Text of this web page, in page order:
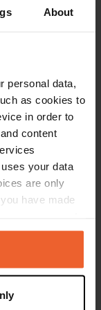
About
personal data,
as cookies to
in order to
content
your data
are only
have made
by clicking on
location
Copie
Copie
PRO+